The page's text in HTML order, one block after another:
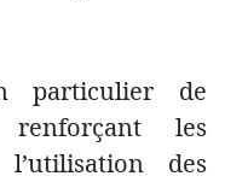
particulier de
renforçant les
des